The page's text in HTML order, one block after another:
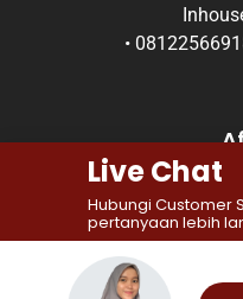
•
Live Chat
Hubungi Customer
pertanyaan lebih